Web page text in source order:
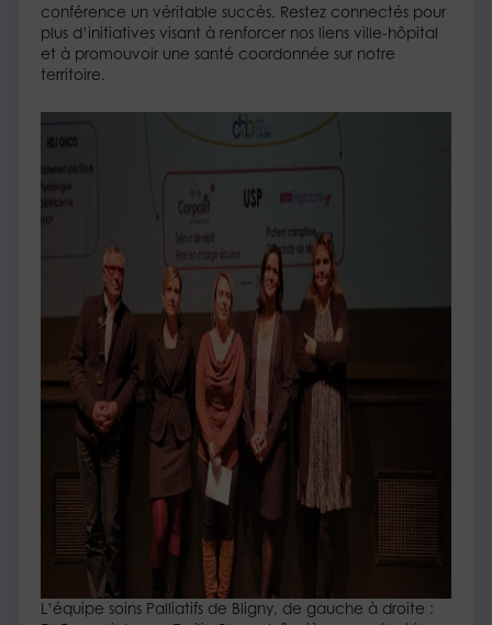
conférence un véritable succès. Restez connectés pour
plus d’initiatives visant à renforcer nos liens ville-hôpital
et à promouvoir une santé coordonnée sur notre
territoire.
L’équipe soins Palliatifs de Bligny, de gauche à droite :